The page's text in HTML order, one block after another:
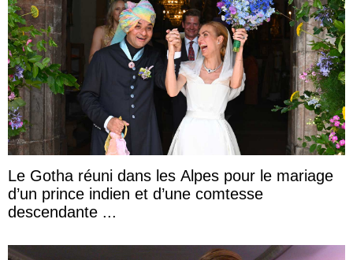
Le Gotha réuni dans les Alpes pour le mariage
d’un prince indien et d’une comtesse
descendante ...